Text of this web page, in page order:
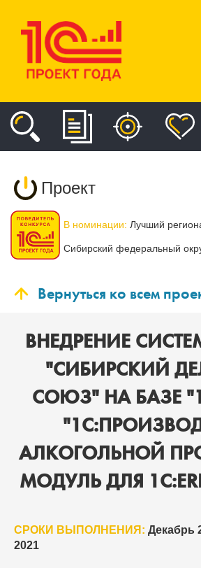
Проект
В номинации: Лучший
Сибирский федеральный
Вернуться ко всем
ВНЕДРЕНИЕ
"СИБИРСКИЙ
СОЮЗ" НА БАЗЕ
АЛКОГОЛЬНОЙ
МОДУЛЬ ДЛЯ
СРОКИ ВЫПОЛНЕНИЯ: Декабрь
2021